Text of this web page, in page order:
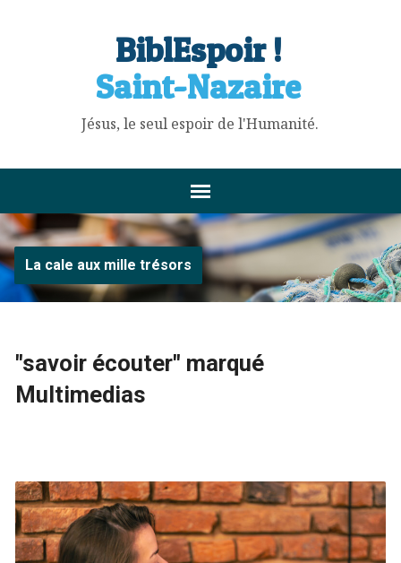
BiblEspoir !
Saint-Nazaire
Jésus, le seul espoir de l'Humanité.
La cale aux mille trésors
"savoir écouter" marqué
Multimedias